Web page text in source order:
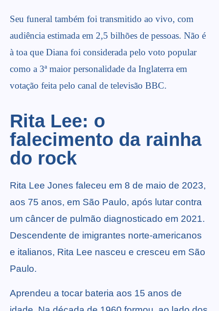
Seu funeral também foi transmitido ao vivo, com
audiência estimada em 2,5 bilhões de pessoas. Não é
à toa que Diana foi considerada pelo voto popular
como a 3ª maior personalidade da Inglaterra em
votação feita pelo canal de televisão BBC.
Rita Lee: o
falecimento da rainha
do rock
Rita Lee Jones faleceu em 8 de maio de 2023,
aos 75 anos, em São Paulo, após lutar contra
um câncer de pulmão diagnosticado em 2021.
Descendente de imigrantes norte-americanos
e italianos, Rita Lee nasceu e cresceu em São
Paulo.
Aprendeu a tocar bateria aos 15 anos de